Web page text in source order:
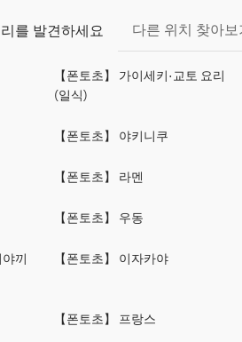
를 발견하세요 다른 위치 찾아보
【폰토초】 가이세키·교토 요리
(일식)
【폰토초】 야키니쿠
【폰토초】 라멘
【폰토초】 우동
끼
【폰토초】 이자카야
【폰토초】 프랑스